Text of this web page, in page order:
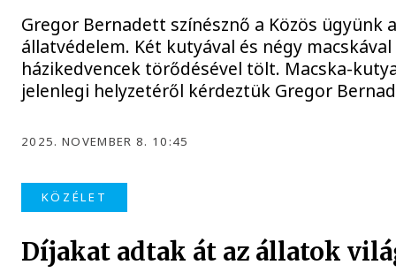
Gregor Bernadett színésznő a Közös ügyünk
állatvédelem. Két kutyával és négy
házikedvencek törődésével tölt. Macska-
jelenlegi helyzetéről kérdeztük Gregor
2025. NOVEMBER 8. 10:45
KÖZÉLET
Díjakat adtak át az állatok